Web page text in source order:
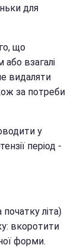
для
що
або взагалі
видаляти
за потреби
у
період -
початку літа)
вкоротити
форми.